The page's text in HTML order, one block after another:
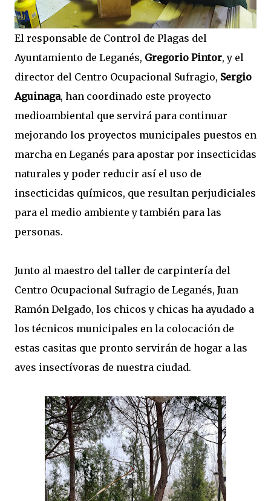
El responsable de Control de Plagas del
Ayuntamiento de Leganés, Gregorio Pintor, y el
director del Centro Ocupacional Sufragio, Sergio
Aguinaga, han coordinado este proyecto
medioambiental que servirá para continuar
mejorando los proyectos municipales puestos en
marcha en Leganés para apostar por insecticidas
naturales y poder reducir así el uso de
insecticidas químicos, que resultan perjudiciales
para el medio ambiente y también para las
personas.
Junto al maestro del taller de carpintería del
Centro Ocupacional Sufragio de Leganés, Juan
Ramón Delgado, los chicos y chicas ha ayudado a
los técnicos municipales en la colocación de
estas casitas que pronto servirán de hogar a las
aves insectívoras de nuestra ciudad.